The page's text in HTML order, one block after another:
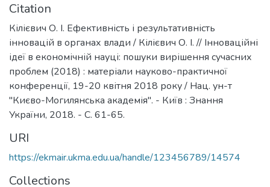
Citation
Кілієвич О. І. Ефективність і результативність
інновацій в органах влади / Кілієвич О. І. // Інноваційні
ідеї в економічній науці: пошуки вирішення сучасних
проблем (2018) : матеріали науково-практичної
конференції, 19-20 квітня 2018 року / Нац. ун-т
"Києво-Могилянська академія". - Київ : Знання
України, 2018. - С. 61-65.
URI
https://ekmair.ukma.edu.ua/handle/123456789/14574
Collections